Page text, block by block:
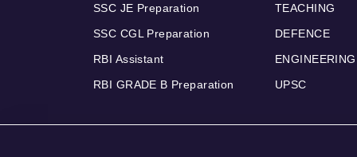
SSC JE Preparation
SSC CGL Preparation
RBI Assistant
RBI GRADE B Preparation
TEACHING
DEFENCE
ENGINEERING
UPSC